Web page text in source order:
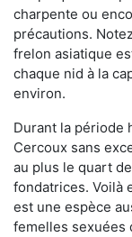
charpente ou
précautions.
frelon asiatique
chaque nid à la
environ.
Durant la période
Cercoux sans
au plus le quart
fondatrices. Voilà
est une espèce
femelles sexuées